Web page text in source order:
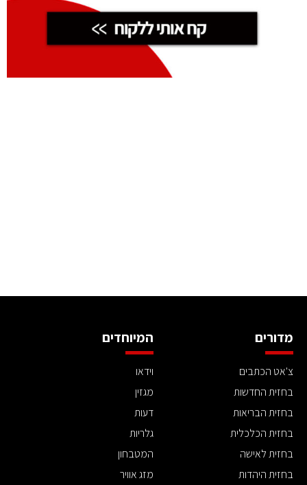
מדורים
צ'אט הכתבים
בחזית החדשות
בחזית הבריאות
בחזית הכלכלית
בחזית לאישה
בחזית היהדות
המיוחדים
וידאו
מגזין
דעות
גלריות
המטבחון
מזג אוויר